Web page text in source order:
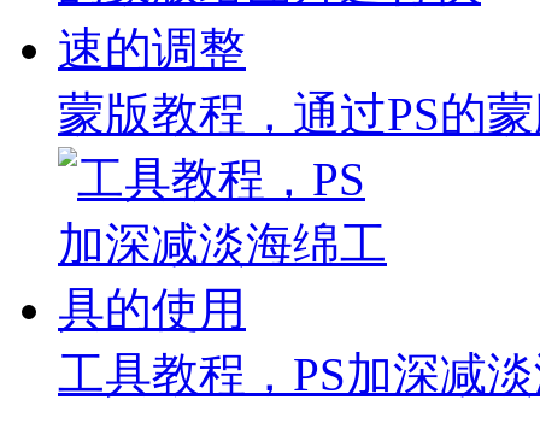
蒙版教程，通过PS的
工具教程，PS加深减